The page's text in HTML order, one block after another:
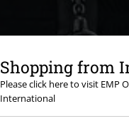
Shopping from
Please click here to visit EMP
International